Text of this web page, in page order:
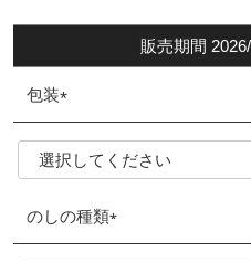
販売期間
包装
(必
須)
のしの種類
(必